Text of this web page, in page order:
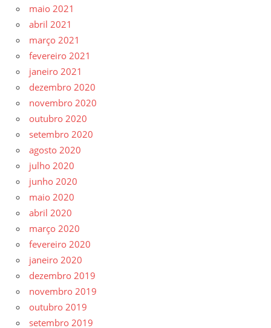
maio 2021
abril 2021
março 2021
fevereiro 2021
janeiro 2021
dezembro 2020
novembro 2020
outubro 2020
setembro 2020
agosto 2020
julho 2020
junho 2020
maio 2020
abril 2020
março 2020
fevereiro 2020
janeiro 2020
dezembro 2019
novembro 2019
outubro 2019
setembro 2019